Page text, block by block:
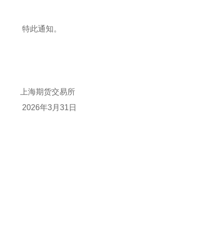
特此通知。
上海期货交易所
2026年3月31日